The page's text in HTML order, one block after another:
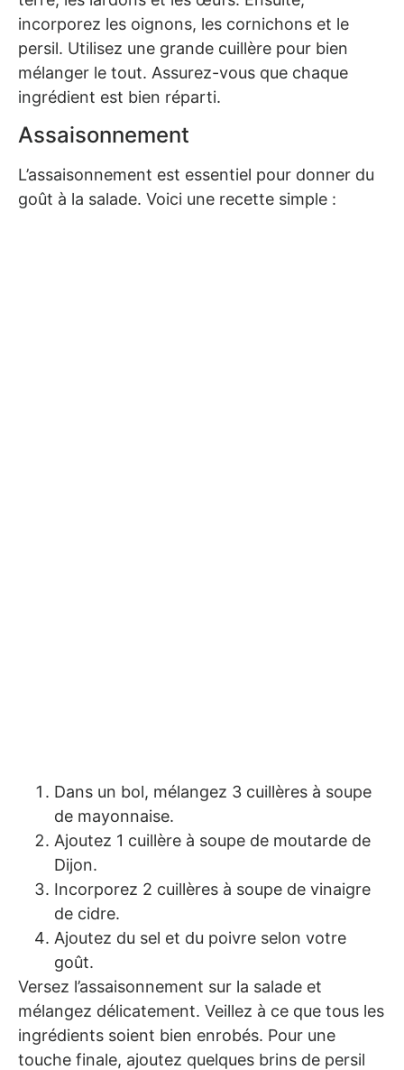
incorporez les oignons, les cornichons et le
persil. Utilisez une grande cuillère pour bien
mélanger le tout. Assurez-vous que chaque
ingrédient est bien réparti.
Assaisonnement
L’assaisonnement est essentiel pour donner du
goût à la salade. Voici une recette simple :
Dans un bol, mélangez 3 cuillères à soupe
de mayonnaise.
Ajoutez 1 cuillère à soupe de moutarde de
Dijon.
Incorporez 2 cuillères à soupe de vinaigre
de cidre.
Ajoutez du sel et du poivre selon votre
goût.
Versez l’assaisonnement sur la salade et
mélangez délicatement. Veillez à ce que tous les
ingrédients soient bien enrobés. Pour une
touche finale, ajoutez quelques brins de persil